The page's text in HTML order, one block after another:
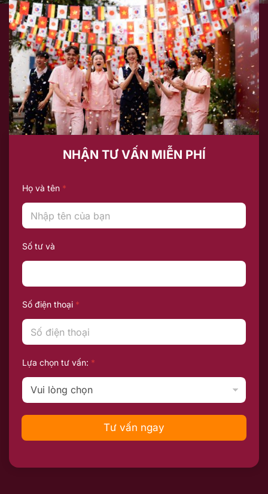
NHẬN TƯ VẤN MIỄN PHÍ
Họ và tên *
Số tư và
Số điện thoại *
Lựa chọn tư vấn: *
Tư vấn ngay